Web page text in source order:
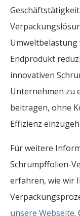
Endprodukt
innovativen
Unternehmen zu
beitragen, ohne
Effizienz
Für weitere
Schrumpffolien-
erfahren, wie wir
unsere Webseite.